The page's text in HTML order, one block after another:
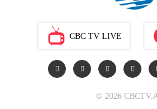
Цены на азербайджанскую
Как Азербайджан и Казахстан
CBC TV LIVE
© 2026